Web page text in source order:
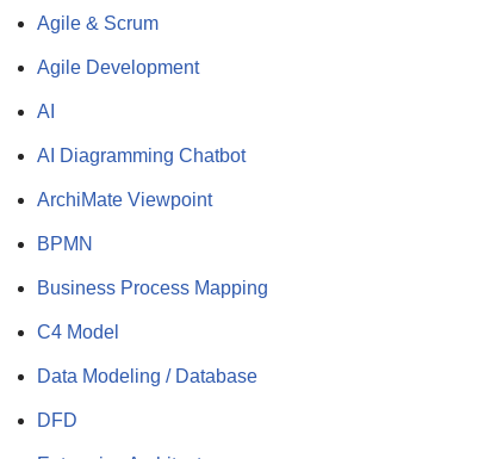
Agile & Scrum
Agile Development
AI
AI Diagramming Chatbot
ArchiMate Viewpoint
BPMN
Business Process Mapping
C4 Model
Data Modeling / Database
DFD